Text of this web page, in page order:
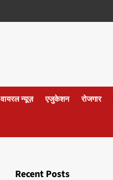
वायरल न्यूज़ एजुकेशन रोजगार
Recent Posts